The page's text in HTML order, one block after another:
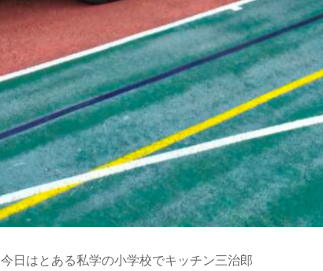
今日はとある私学の小学校でキッチン三治郎